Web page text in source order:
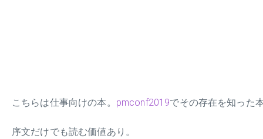
こちらは仕事向けの本。 pmconf2019でその存在を知った
序文だけでも読む価値あり。